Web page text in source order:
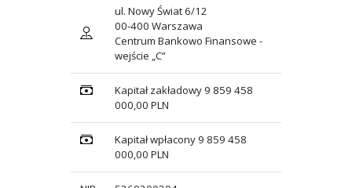
ul. Nowy Świat 6/12
00-400 Warszawa
Centrum Bankowo Finansowe -
wejście „C”
Kapitał zakładowy 9 859 458
000,00 PLN
Kapitał wpłacony 9 859 458
000,00 PLN